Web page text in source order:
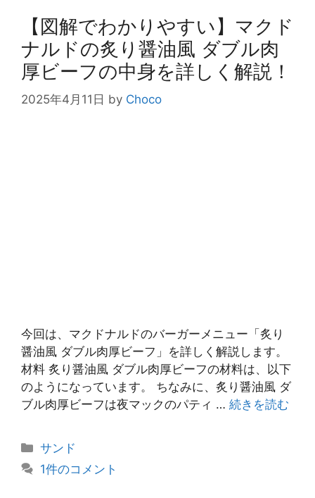
【図解でわかりやすい】マクド
ナルドの炙り醤油風 ダブル肉
厚ビーフの中身を詳しく解説！
2025年4月11日 by Choco
今回は、マクドナルドのバーガーメニュー「炙り
醤油風 ダブル肉厚ビーフ」を詳しく解説します。
材料 炙り醤油風 ダブル肉厚ビーフの材料は、以下
のようになっています。 ちなみに、炙り醤油風 ダ
ブル肉厚ビーフは夜マックのパティ … 続きを読む
カ
テ
サンド
1件のコメント